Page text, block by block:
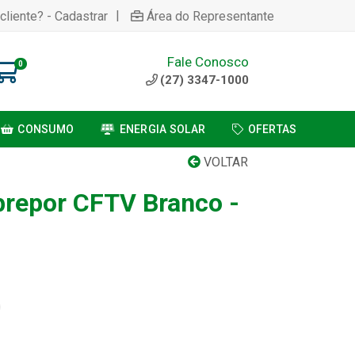
- Cadastrar | Área do Representante
0 Fale Conosco
(27) 3347-1000
CONSUMO ENERGIA SOLAR OFERTAS
VOLTAR
CFTV Branco -